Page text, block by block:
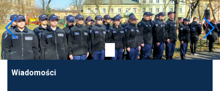
Wiadomości